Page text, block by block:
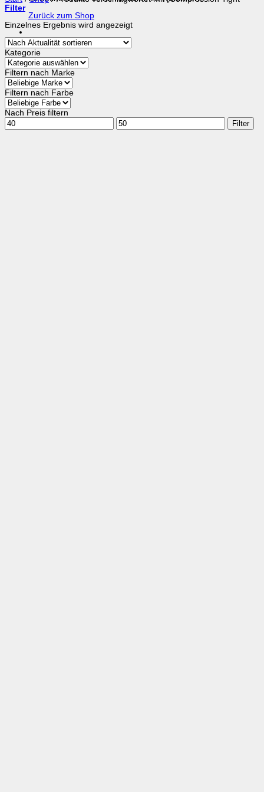
Zurück zum Shop
Filter
Einzelnes Ergebnis wird angezeigt
Kategorie
Filtern nach Marke
Filtern nach Farbe
Nach Preis filtern
Min.
Preis
Max.
Preis
Filter